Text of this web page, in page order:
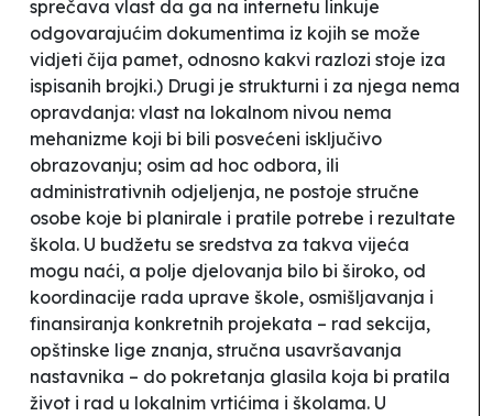
sprečava vlast da ga na internetu linkuje
odgovarajućim dokumentima iz kojih se može
vidjeti čija pamet, odnosno kakvi razlozi stoje iza
ispisanih brojki.) Drugi je strukturni i za njega nema
opravdanja: vlast na lokalnom nivou nema
mehanizme koji bi bili posvećeni isključivo
obrazovanju; osim ad hoc odbora, ili
administrativnih odjeljenja, ne postoje stručne
osobe koje bi planirale i pratile potrebe i rezultate
škola. U budžetu se sredstva za takva vijeća
mogu naći, a polje djelovanja bilo bi široko, od
koordinacije rada uprave škole, osmišljavanja i
finansiranja konkretnih projekata – rad sekcija,
opštinske lige znanja, stručna usavršavanja
nastavnika – do pokretanja glasila koja bi pratila
život i rad u lokalnim vrtićima i školama. U